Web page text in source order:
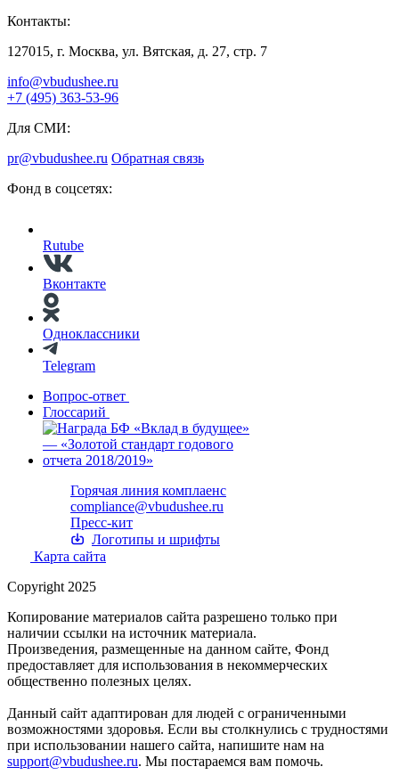
Контакты:
127015, г. Москва, ул. Вятская, д. 27, стр. 7
info@vbudushee.ru
+7 (495) 363-53-96
Для СМИ:
pr@vbudushee.ru Обратная связь
Фонд в соцсетях:
Rutube
Вконтакте
Одноклассники
Telegram
Вопрос-ответ
Глоссарий
Горячая линия комплаенс
compliance@vbudushee.ru
Пресс-кит
Логотипы и шрифты
Карта сайта
Copyright 2025
Копирование материалов сайта разрешено только при
наличии ссылки на источник материала.
Произведения, размещенные на данном сайте, Фонд
предоставляет для использования в некоммерческих
общественно полезных целях.
Данный сайт адаптирован для людей с ограниченными
возможностями здоровья. Если вы столкнулись с трудностями
при использовании нашего сайта, напишите нам на
support@vbudushee.ru. Мы постараемся вам помочь.